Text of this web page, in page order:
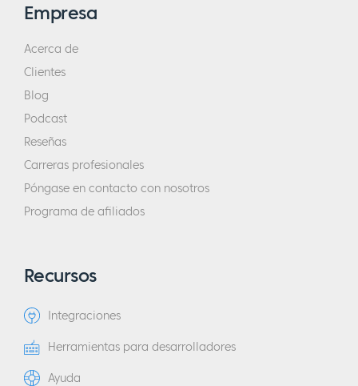
Empresa
Acerca de
Clientes
Blog
Podcast
Reseñas
Carreras profesionales
Póngase en contacto con nosotros
Programa de afiliados
Recursos
Integraciones
Herramientas para desarrolladores
Ayuda